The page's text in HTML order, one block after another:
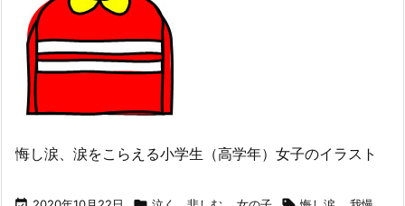
悔し涙、涙をこらえる小学生（高学年）女子のイラスト